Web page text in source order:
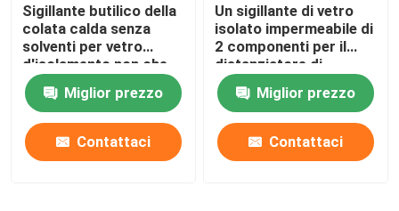
Sigillante butilico della
colata calda senza
solventi per vetro
d'isolamento non che
annebbia
Miglior prezzo
Contattaci
Un sigillante di vetro
isolato impermeabile di
2 componenti per il
distanziatore di
alluminio Antivari
Miglior prezzo
Contattaci